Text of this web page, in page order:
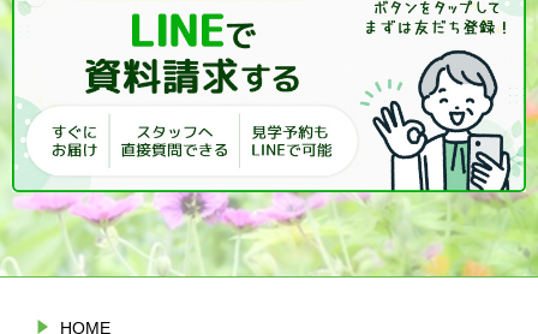
HOME